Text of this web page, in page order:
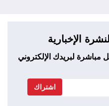
الإخبارية
مباشرة لبريدك الإلكتروني
اشتراك